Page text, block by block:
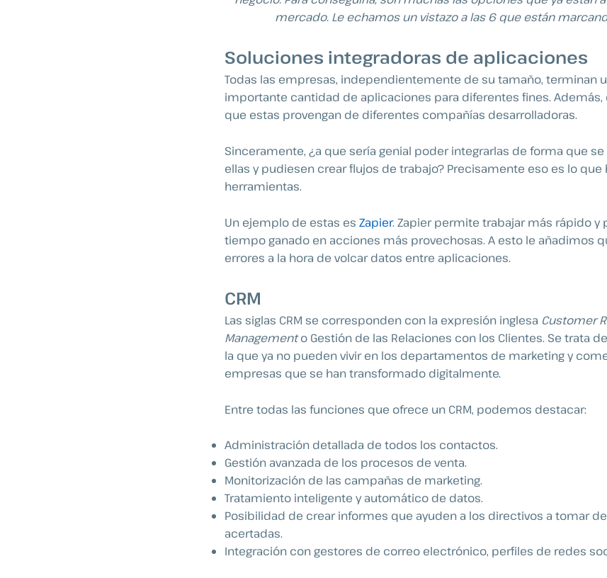
mercado. Le echamos un vistazo a las 6 que están
Soluciones integradoras de aplicaciones
Todas las empresas, independientemente de su tamaño, terminan
importante cantidad de aplicaciones para diferentes fines. Además,
que estas provengan de diferentes compañías desarrolladoras.
Sinceramente, ¿a que sería genial poder integrarlas de forma que se
ellas y pudiesen crear flujos de trabajo? Precisamente eso es lo
herramientas.
Un ejemplo de estas es Zapier. Zapier permite trabajar más rápido y
tiempo ganado en acciones más provechosas. A esto le añadimos
errores a la hora de volcar datos entre aplicaciones.
CRM
Las siglas CRM se corresponden con la expresión inglesa Customer
Managemento Gestión de las Relaciones con los Clientes. Se trata
la que ya no pueden vivir en los departamentos de marketing y
empresas que se han transformado digitalmente.
Entre todas las funciones que ofrece un CRM, podemos destacar:
Administración detallada de todos los contactos.
Gestión avanzada de los procesos de venta.
Monitorización de las campañas de marketing.
Tratamiento inteligente y automático de datos.
Posibilidad de crear informes que ayuden a los directivos a tomar
acertadas.
Integración con gestores de correo electrónico, perfiles de redes